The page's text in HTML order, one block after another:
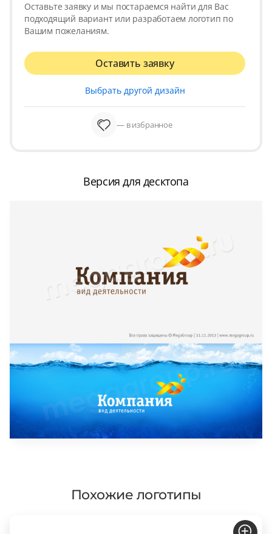
Оставьте заявку и мы постараемся найти для Вас
подходящий вариант или разработаем логотип по
Вашим пожеланиям.
Оставить заявку
Выбрать другой дизайн
— в избранное
Версия для десктопа
Похожие логотипы